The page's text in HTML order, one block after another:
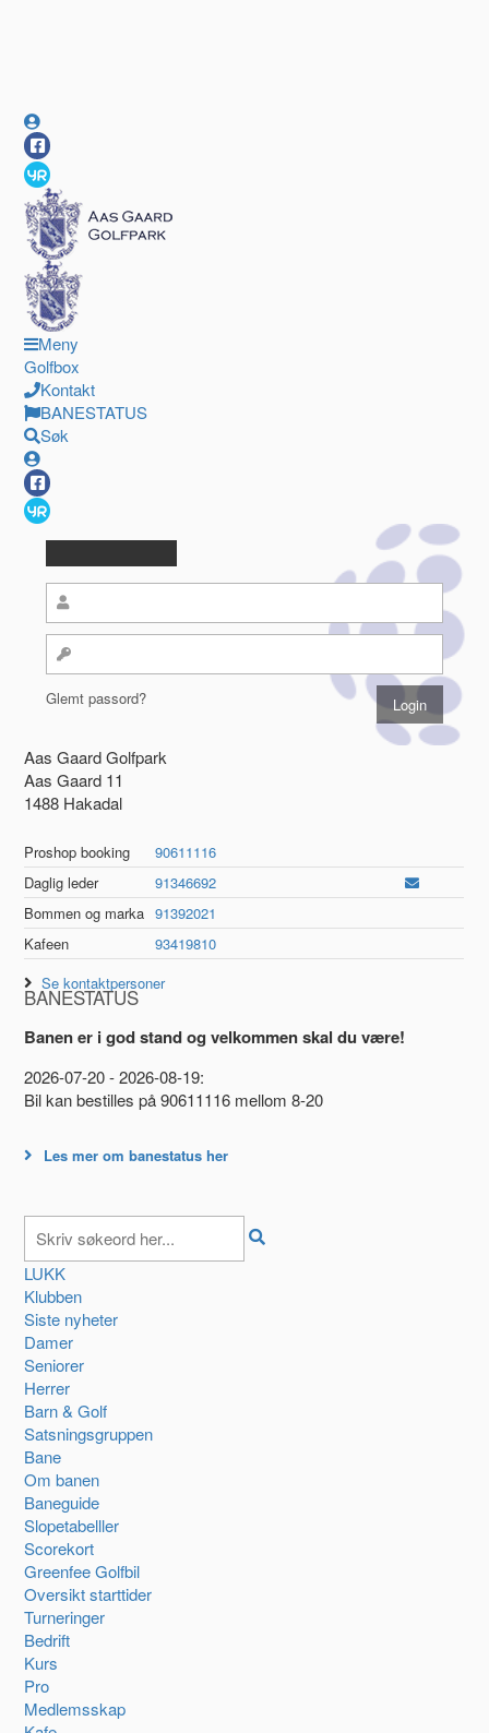
Meny
Golfbox
Kontakt
BANESTATUS
Søk
Glemt passord?
Aas Gaard Golfpark
Aas Gaard 11
1488 Hakadal
Proshop booking
90611116
Daglig leder
91346692
Bommen og marka 91392021
Kafeen
93419810
Se kontaktpersoner
BANESTATUS
Banen er i god stand og velkommen skal du være!
2026-07-20 - 2026-08-19:
Bil kan bestilles på 90611116 mellom 8-20
Les mer om banestatus her
LUKK
Klubben
Siste nyheter
Damer
Seniorer
Herrer
Barn & Golf
Satsningsgruppen
Bane
Om banen
Baneguide
Slopetabelller
Scorekort
Greenfee Golfbil
Oversikt starttider
Turneringer
Bedrift
Kurs
Pro
Medlemsskap